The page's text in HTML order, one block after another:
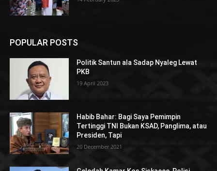
POPULAR POSTS
Politik Santun ala Sadap Nyaleg Lewat
PKB
19 April 2023
Habib Bahar: Bagi Saya Pemimpin
Tertinggi TNI Bukan KSAD, Panglima, atau
Presiden, Tapi
20 December 2021